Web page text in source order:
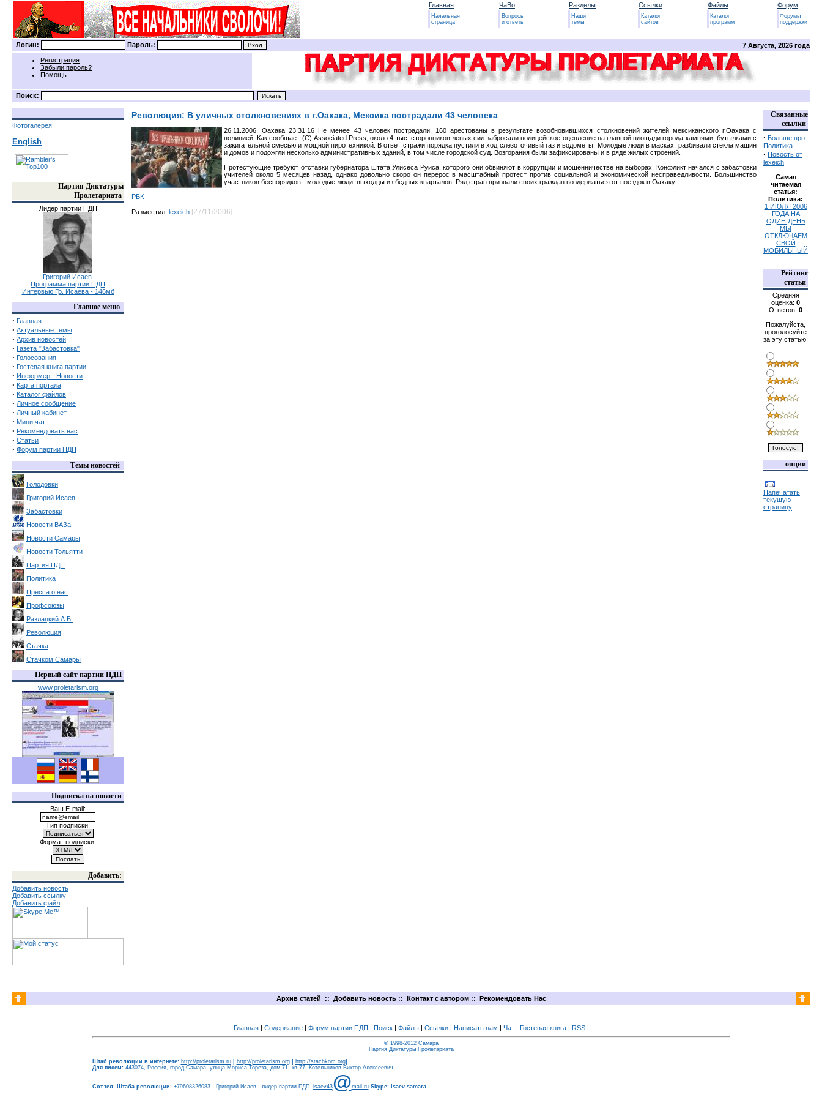
Главная
Начальная
страница
ЧаВо
Вопросы
и ответы
Разделы
Наши
темы
Ссылки
Каталог
сайтов
Файлы
Каталог
программ
Форум
Форумы
поддержки
Логин: Пароль:
7 Августа, 2026 года
Регистрация
Забыли пароль?
Помощь
Поиск:
Фотогалерея
English
Партия Диктатуры
Пролетариата
Лидер партии ПДП
Григорий Исаев.
Программа партии ПДП
Интервью Гр. Исаева - 146мб
Главное меню
· Главная
· Актуальные темы
· Архив новостей
· Газета "Забастовка"
· Голосования
· Гостевая книга партии
· Информер - Новости
· Карта портала
· Каталог файлов
· Личное сообщение
· Личный кабинет
· Мини чат
· Рекомендовать нас
· Статьи
· Форум партии ПДП
Темы новостей
Голодовки
Григорий Исаев
Забастовки
Новости ВАЗа
Новости Самары
Новости Тольятти
Партия ПДП
Политика
Пресса о нас
Профсоюзы
Разлацкий А.Б.
Революция
Стачка
Стачком Самары
Первый сайт партии ПДП
www.proletarism.org
Подписка на новости
Ваш E-mail:
Тип подписки:
Формат подписки:
Добавить:
Добавить новость
Добавить ссылку
Добавить файл
Революция: В уличных столкновениях в г.Оахака, Мексика пострадали 43 человека
26.11.2006, Оахака 23:31:16 Не менее 43 человек пострадали, 160 арестованы в результате возобновившихся столкновений жителей мексиканского г.Оахака с
полицией. Как сообщает (C) Associated Press, около 4 тыс. сторонников левых сил забросали полицейское оцепление на главной площади города камнями, бутылками с
зажигательной смесью и мощной пиротехникой. В ответ стражи порядка пустили в ход слезоточивый газ и водометы. Молодые люди в масках, разбивали стекла машин
и домов и подожгли несколько административных зданий, в том числе городской суд. Возгорания были зафиксированы и в ряде жилых строений.
Протестующие требуют отставки губернатора штата Улисеса Руиса, которого они обвиняют в коррупции и мошенничестве на выборах. Конфликт начался с забастовки
учителей около 5 месяцев назад, однако довольно скоро он перерос в масштабный протест против социальной и экономической несправедливости. Большинство
участников беспорядков - молодые люди, выходцы из бедных кварталов. Ряд стран призвали своих граждан воздержаться от поездок в Оахаку.
РБК
Разместил: lexeich [27/11/2006]
Связанные
ссылки
· Больше про
Политика
· Новость от
lexeich
Самая
читаемая
статья:
Политика:
1 ИЮЛЯ 2006
ГОДА НА
ОДИН ДЕНЬ
МЫ
ОТКЛЮЧАЕМ
СВОЙ
МОБИЛЬНЫЙ
Рейтинг
статьи
Средняя
оценка: 0
Ответов: 0
Пожалуйста,
проголосуйте
за эту статью:
опции
Напечатать
текущую
страницу
Архив статей :: Добавить новость :: Контакт с автором :: Рекомендовать Нас
Главная| Содержание| Форум партии ПДП | Поиск| Файлы| Ссылки| Написать нам | Чат| Гостевая книга| RSS|
© 1998-2012 Самара
Партия Диктатуры Пролетариата
Штаб революции в интернете: http://proletarism.ru| http://proletarism.org| http://stachkom.org|
Для писем:443074, Россия, город Самара, улица Мориса Тореза, дом 71, кв.77. Котельников Виктор Алексеевич.
Сот.тел. Штаба революции: +79608326083 - Григорий Исаев - лидер партии ПДП. isaev43@mail.ruSkype: Isaev-samara